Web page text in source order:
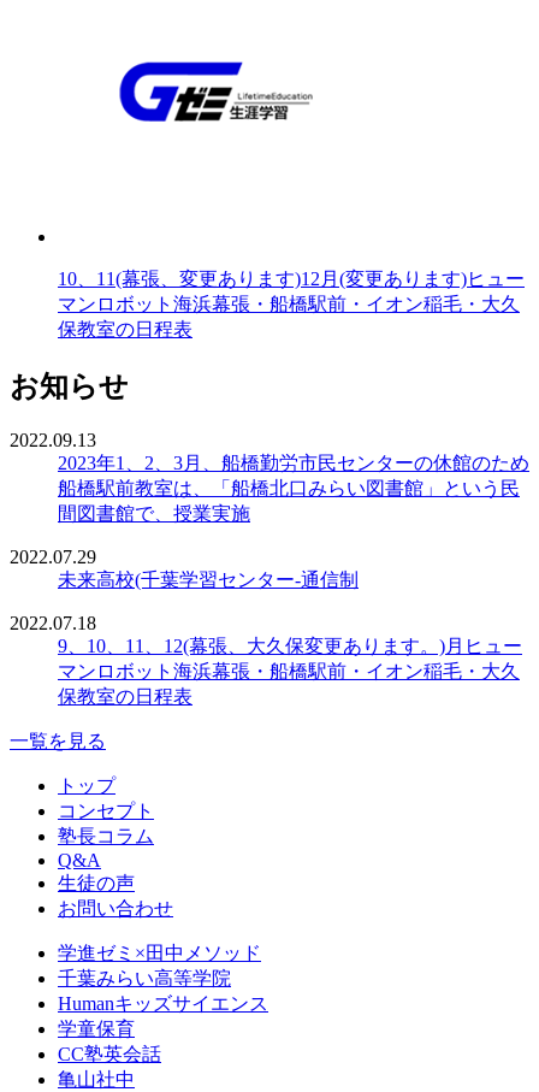
10、11(幕張、変更あります)12月(変更あります)ヒュー
マンロボット海浜幕張・船橋駅前・イオン稲毛・大久
保教室の日程表
お知らせ
2022.09.13
2023年1、2、3月、船橋勤労市民センターの休館のため
船橋駅前教室は、「船橋北口みらい図書館」という民
間図書館で、授業実施
2022.07.29
未来高校(千葉学習センター-通信制
2022.07.18
9、10、11、12(幕張、大久保変更あります。)月ヒュー
マンロボット海浜幕張・船橋駅前・イオン稲毛・大久
保教室の日程表
一覧を見る
トップ
コンセプト
塾長コラム
Q&A
生徒の声
お問い合わせ
学進ゼミ×田中メソッド
千葉みらい高等学院
Humanキッズサイエンス
学童保育
CC塾英会話
亀山社中